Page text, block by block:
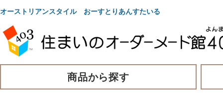
オーストリアンスタイル おーすとりあんすたいる
商品から探す